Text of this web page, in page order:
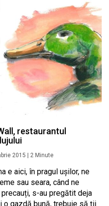
restaurantul
2015 2 Minute
e aici, în pragul ușilor, ne
sau seara, când ne
s-au pregătit deja
o gazdă bună, trebuie să ții